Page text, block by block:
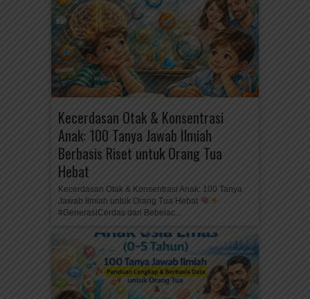
Kecerdasan Otak & Konsentrasi
Anak: 100 Tanya Jawab Ilmiah
Berbasis Riset untuk Orang Tua
Hebat
Kecerdasan Otak & Konsentrasi Anak: 100 Tanya
Jawab Ilmiah untuk Orang Tua Hebat
#GenerasiCerdas dari Bebelac...